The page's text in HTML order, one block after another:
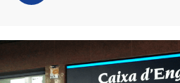
l
c
o
d
o